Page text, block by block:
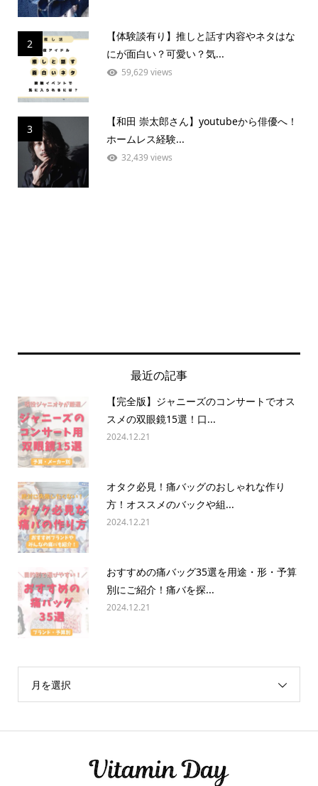
2
【体験談有り】推しと話す内容やネタはな
にが面白い？可愛い？気...
59,629 views
3
【和田 崇太郎さん】youtubeから俳優へ！
ホームレス経験...
32,439 views
最近の記事
【完全版】ジャニーズのコンサートでオス
スメの双眼鏡15選！口...
2024.12.21
オタク必見！痛バッグのおしゃれな作り
方！オススメのバックや組...
2024.12.21
おすすめの痛バッグ35選を用途・形・予算
別にご紹介！痛バを探...
2024.12.21
月を選択